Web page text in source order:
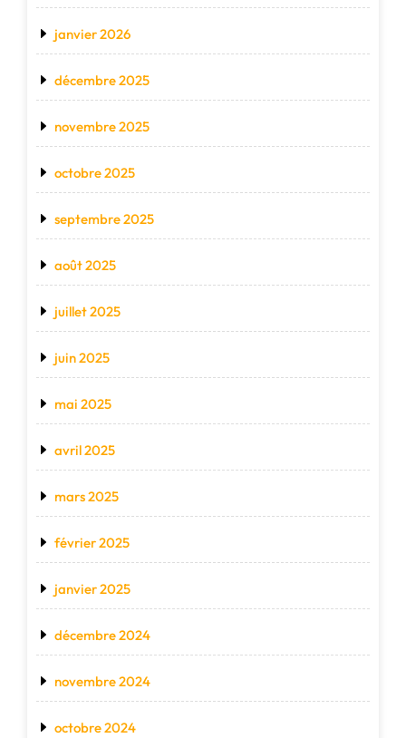
janvier 2026
décembre 2025
novembre 2025
octobre 2025
septembre 2025
août 2025
juillet 2025
juin 2025
mai 2025
avril 2025
mars 2025
février 2025
janvier 2025
décembre 2024
novembre 2024
octobre 2024